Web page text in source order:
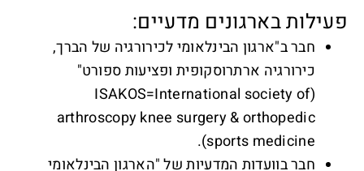
פעילות בארגונים מדעיים:
חבר ב"ארגון הבינלאומי לכירורגיה של הברך,
כירורגיה ארתרוסקופית ופציעות ספורט"
(ISAKOS=International society of
arthroscopy knee surgery & orthopedic
sports medicine).
חבר בוועדות המדעיות של "הארגון הבינלאומי